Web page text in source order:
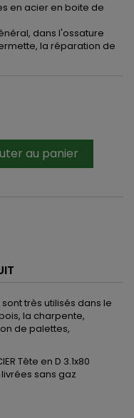
en acier en boite de
dans l'ossature
la réparation de
au panier
très utilisés dans le
la charpente,
de palettes,
Tête en D 3.1x80
sans gaz